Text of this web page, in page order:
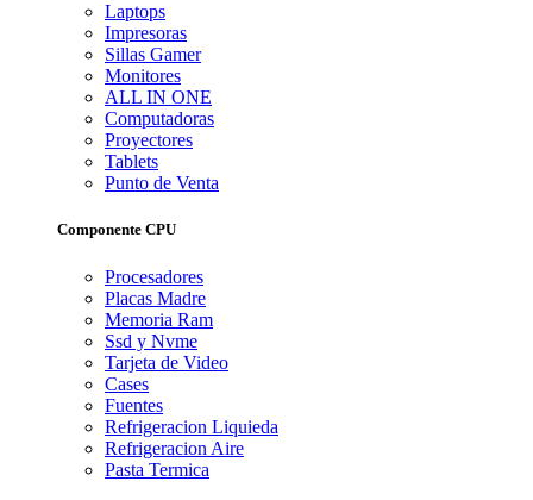
Laptops
Impresoras
Sillas Gamer
Monitores
ALL IN ONE
Computadoras
Proyectores
Tablets
Punto de Venta
Componente CPU
Procesadores
Placas Madre
Memoria Ram
Ssd y Nvme
Tarjeta de Video
Cases
Fuentes
Refrigeracion Liquieda
Refrigeracion Aire
Pasta Termica